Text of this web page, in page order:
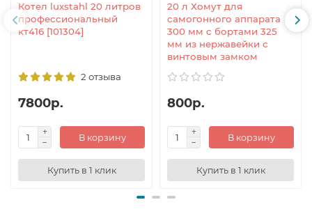
Котел luxstahl 20 литров
профессиональный
кт416 [101304]
2 отзыва
7800р.
В корзину
Купить в 1 клик
20 л Хомут для
самогонного аппарата
300 мм с бортами 325
мм из нержавейки с
винтовым замком
800р.
В корзину
Купить в 1 клик